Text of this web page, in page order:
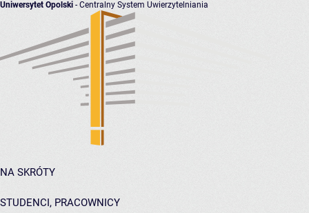
Uniwersytet Opolski - Centralny System Uwierzytelniania
NA SKRÓTY
STUDENCI, PRACOWNICY